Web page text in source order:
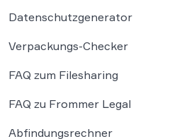
Datenschutzgenerator
Verpackungs-Checker
FAQ zum Filesharing
FAQ zu Frommer Legal
Abfindungsrechner